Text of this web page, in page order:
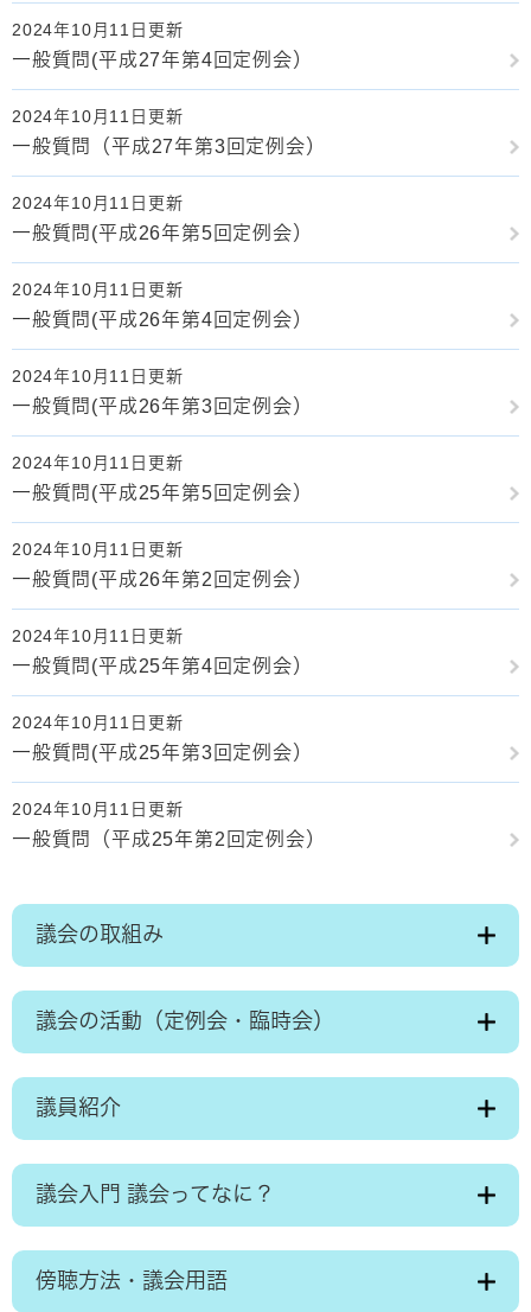
2024年10月11日更新
一般質問(平成27年第4回定例会）
2024年10月11日更新
一般質問（平成27年第3回定例会）
2024年10月11日更新
一般質問(平成26年第5回定例会）
2024年10月11日更新
一般質問(平成26年第4回定例会）
2024年10月11日更新
一般質問(平成26年第3回定例会）
2024年10月11日更新
一般質問(平成25年第5回定例会）
2024年10月11日更新
一般質問(平成26年第2回定例会）
2024年10月11日更新
一般質問(平成25年第4回定例会）
2024年10月11日更新
一般質問(平成25年第3回定例会）
2024年10月11日更新
一般質問（平成25年第2回定例会）
議会の取組み
議会の活動（定例会・臨時会）
議員紹介
議会入門 議会ってなに？
傍聴方法・議会用語